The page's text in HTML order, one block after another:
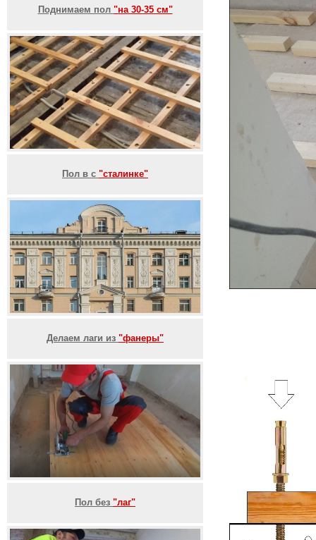
Поднимаем пол "на 30-35 см"
Пол в с "сталинке"
Делаем лаги из "фанеры"
Пол без "лаг"